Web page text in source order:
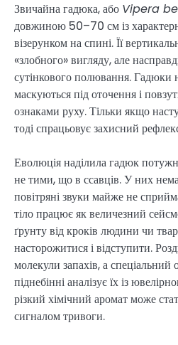
Звичайна гадюка, або Vipera
довжиною 50–70 см із
візерунком на спині. Її
«злобного» вигляду, але
сутінкового полювання. Гадюки
маскуються під оточення і
ознаками руху. Тільки якщо
тоді спрацьовує захисний
Еволюція наділила гадюк
не тими, що в ссавців. У них
повітряні звуки майже не
тіло працює як величезний
ґрунту від кроків людини чи
насторожитися і відступити.
молекули запахів, а
піднебінні аналізує їх із
різкий хімічний аромат може
сигналом тривоги.